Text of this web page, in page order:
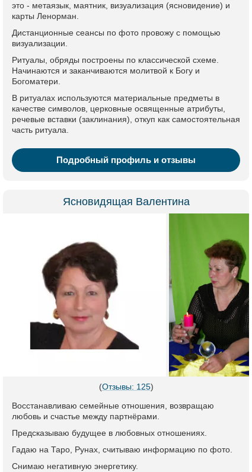
это - метаязык, маятник, визуализация (ясновидение) и
карты Ленорман.
Дистанционные сеансы по фото провожу с помощью
визуализации.
Ритуалы, обряды построены по классической схеме.
Начинаются и заканчиваются молитвой к Богу и
Богоматери.
В ритуалах используются материальные предметы в
качестве символов, церковные освященные атрибуты,
речевые вставки (заклинания), откуп как самостоятельная
часть ритуала.
Подробный профиль и отзывы
Ясновидящая Валентина
(Отзывы: 125)
Восстанавливаю семейные отношения, возвращаю
любовь и счастье между партнёрами.
Предсказываю будущее в любовных отношениях.
Гадаю на Таро, Рунах, считываю информацию по фото.
Снимаю негативную энергетику.